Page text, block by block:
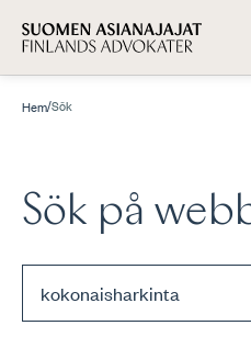
Hem/Sök
Sök på